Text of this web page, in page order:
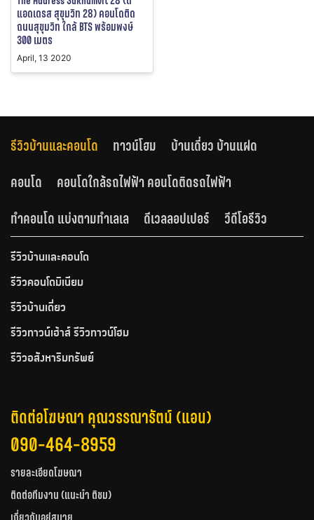
แอดเดรส สุขุมวิท 28) คอนโดติด
ถนนสุขุมวิท ใกล้ BTS พร้อมพงษ์
300 เมตร
April, 13 2020
รีวิวบ้านและคอนโด ทาวน์โฮม
บ้านเดี่ยว บ้านแฝด
คอนโด
คอนโดใกล้รถไฟฟ้า คอนโดติดรถไฟฟ้า
ทำคอนโด แบ่งตามทำเลเล
ดีเวลลอปเปอร์ วีดีโอรีวิว
รีวิวบ้านและคอนโด
รีวิวคอนโดมิเนียม
รีวิวบ้านเดี่ยว
รีวิวทาวน์เฮ้าส์ รีวิวทาวน์โฮม
รีวิวอสังหาริมทรัพย์
ติดต่อโฆษณา คุณวรรณารัตน์ (แอน)
090-464-8959
รายละเอียดโฆษณา
ติดต่อทีมงาน (แนะนำ ติชม)